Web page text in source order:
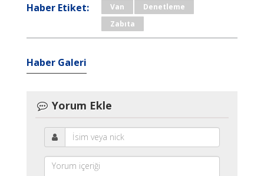
Haber Etiket: Van
Denetleme
Zabıta
Haber Galeri
Yorum Ekle